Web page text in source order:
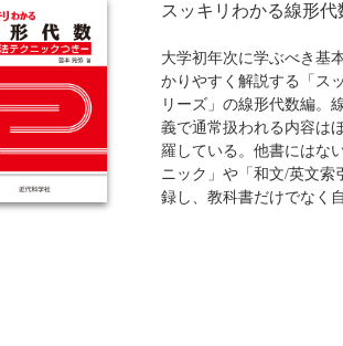
を，厳密さを損なうこと
統計学の研究者を目指す
学院生や，まだ同理論に
い研究者の方々が本格的
にあたっての基礎作りを
個な１冊である．
適な書である。
スッキリわかる線形代
大学初年次に学ぶべき基
かりやすく解説する「ス
リーズ」の線形代数編。
義で通常扱われる内容は
羅している。他書にはな
ニック」や「和文/英文索
録し、教科書だけでなく